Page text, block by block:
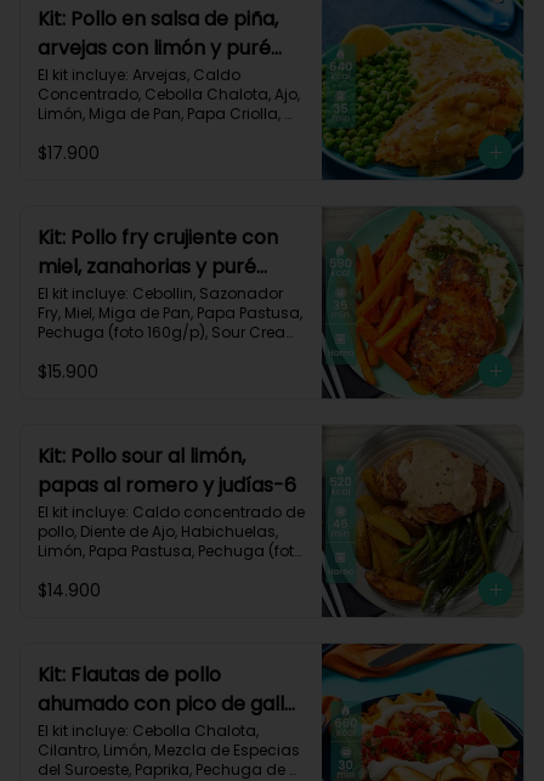
Proteínas 57g
*Acumulas Practi-Puntos
Kit: Pollo en salsa de piña,
arvejas con limón y puré
rústico-54
El kit incluye: Arvejas, Caldo
Concentrado, Cebolla Chalota, Ajo,
Limón, Miga de Pan, Papa Criolla,
Impresa.
$17.900
Kit: Pollo fry crujiente con
miel, zanahorias y puré
sour-40
El kit incluye: Cebollin, Sazonador
Fry, Miel, Miga de Pan, Papa Pastusa,
Pechuga (foto 160g/p), Sour Cream,
$15.900
Kit: Pollo sour al limón,
papas al romero y judías-6
El kit incluye: Caldo concentrado de
pollo, Diente de Ajo, Habichuelas,
Limón, Papa Pastusa, Pechuga (foto
Romero, Sour Cream y Receta
Proteínas 41g
$14.900
Kit: Flautas de pollo
ahumado con pico de gallo
y sour cream-134
El kit incluye: Cebolla Chalota,
Cilantro, Limón, Mezcla de Especias
del Suroeste, Paprika, Pechuga de